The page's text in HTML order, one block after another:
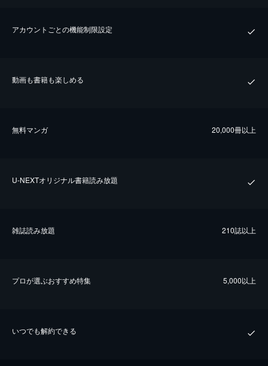
アカウントごとの機能制限設定
動画も書籍も楽しめる
無料マンガ 20,000冊以上
U-NEXTオリジナル書籍読み放題
雑誌読み放題 210誌以上
プロが選ぶおすすめ特集 5,000以上
いつでも解約できる